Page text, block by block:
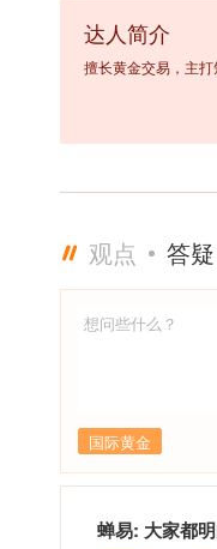
达人简介
擅长黄金交易，主打
观点 答疑
国际黄金
蝉易: 大家都